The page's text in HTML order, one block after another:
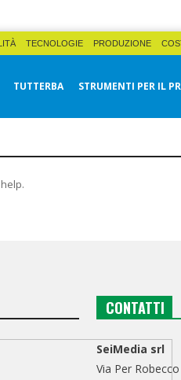
TECNOLOGIE PRODUZIONE
TUTTERBA STRUMENTI PER IL
CONTATTI
SeiMedia srl
Via Per